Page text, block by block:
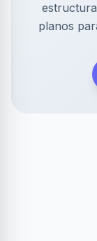
planos